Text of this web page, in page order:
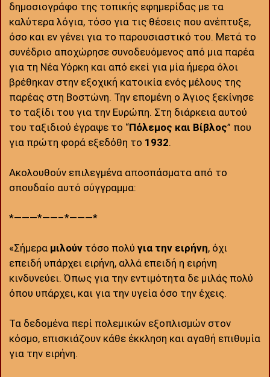
δημοσιογράφο της τοπικής εφημερίδας με τα
καλύτερα λόγια, τόσο για τις θέσεις που ανέπτυξε,
όσο και εν γένει για το παρουσιαστικό του. Μετά το
συνέδριο αποχώρησε συνοδευόμενος από μια παρέα
για τη Νέα Υόρκη και από εκεί για μία ήμερα όλοι
βρέθηκαν στην εξοχική κατοικία ενός μέλους της
παρέας στη Βοστώνη. Την επομένη ο Άγιος ξεκίνησε
το ταξίδι του για την Ευρώπη. Στη διάρκεια αυτού
του ταξιδιού έγραψε το “Πόλεμος και Βίβλος” που
για πρώτη φορά εξεδόθη το 1932.
Ακολουθούν επιλεγμένα αποσπάσματα από το
σπουδαίο αυτό σύγγραμμα:
*———*——–*———*
«Σήμερα μιλούντόσο πολύ για την ειρήνη, όχι
επειδή υπάρχει ειρήνη, αλλά επειδή η ειρήνη
κινδυνεύει. Όπως για την εντιμότητα δε μιλάς πολύ
όπου υπάρχει, και για την υγεία όσο την έχεις.
Τα δεδομένα περί πολεμικών εξοπλισμών στον
κόσμο, επισκιάζουν κάθε έκκληση και αγαθή επιθυμία
για την ειρήνη.